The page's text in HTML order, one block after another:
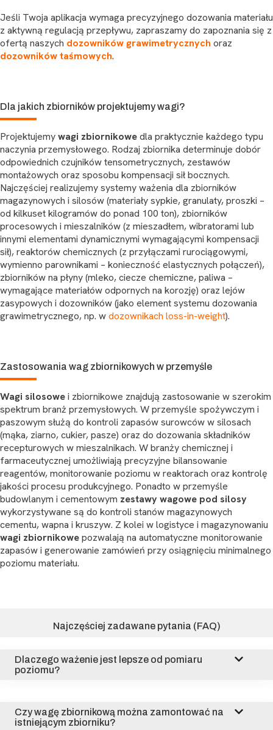
Jeśli Twoja aplikacja wymaga precyzyjnego dozowania materiału
z aktywną regulacją przepływu, zapraszamy do zapoznania się z
ofertą naszych dozowników grawimetrycznych oraz
dozowników taśmowych.
Dla jakich zbiorników projektujemy wagi?
Projektujemywagi zbiornikowedla praktycznie każdego typu
naczynia przemysłowego. Rodzaj zbiornika determinuje dobór
odpowiednich czujników tensometrycznych, zestawów
montażowych oraz sposobu kompensacji sił bocznych.
Najczęściej realizujemy systemy ważenia dla zbiorników
magazynowych i silosów (materiały sypkie, granulaty, proszki –
od kilkuset kilogramów do ponad 100 ton), zbiorników
procesowych i mieszalników (z mieszadłem, wibratorami lub
innymi elementami dynamicznymi wymagającymi kompensacji
sił), reaktorów chemicznych (z przyłączami rurociągowymi,
wymienno parownikami – konieczność elastycznych połączeń),
zbiorników na płyny (mleko, ciecze chemiczne, paliwa –
wymagające materiałów odpornych na korozję) oraz lejów
zasypowych i dozowników (jako element systemu dozowania
grawimetrycznego, np. wdozownikach loss-in-weight).
Zastosowania wag zbiornikowych w przemyśle
Wagi silosowei zbiornikowe znajdują zastosowanie w szerokim
spektrum branż przemysłowych. W przemyśle spożywczym i
paszowym służą do kontroli zapasów surowców w silosach
(mąka, ziarno, cukier, pasze) oraz do dozowania składników
recepturowych w mieszalnikach. W branży chemicznej i
farmaceutycznej umożliwiają precyzyjne bilansowanie
reagentów, monitorowanie poziomu w reaktorach oraz kontrolę
jakości procesu produkcyjnego. Ponadto w przemyśle
budowlanym i cementowym zestawy wagowe pod silosy
wykorzystywane są do kontroli stanów magazynowych
cementu, wapna i kruszyw. Z kolei w logistyce i magazynowaniu
wagi zbiornikowepozwalają na automatyczne monitorowanie
zapasów i generowanie zamówień przy osiągnięciu minimalnego
poziomu materiału.
Najczęściej zadawane pytania (FAQ)
Dlaczego ważenie jest lepsze od pomiaru
poziomu?
Czy wagę zbiornikową można zamontować na
istniejącym zbiorniku?